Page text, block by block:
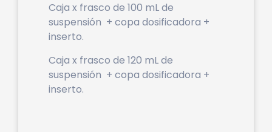
Caja x frasco de 100 mL de
suspensión + copa dosificadora +
inserto.
Caja x frasco de 120 mL de
suspensión + copa dosificadora +
inserto.